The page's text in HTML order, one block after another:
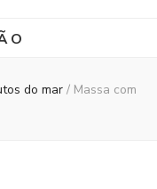
do mar / Massa com